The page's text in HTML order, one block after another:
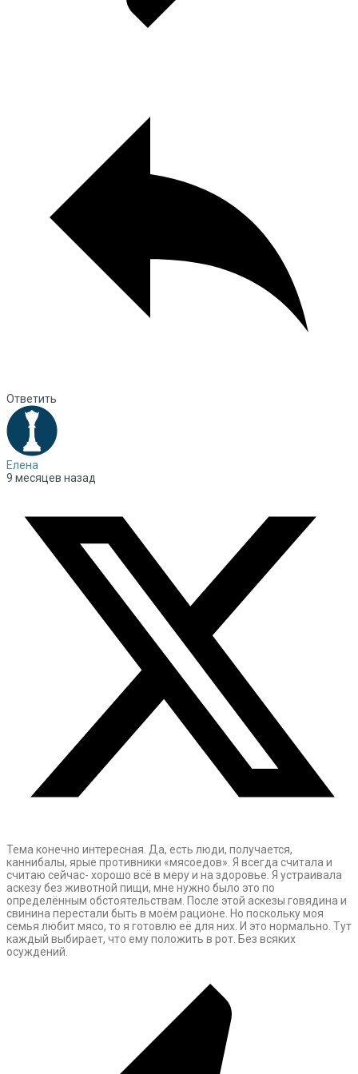
Ответить
Елена
9 месяцев назад
Тема конечно интересная. Да, есть люди, получается,
каннибалы, ярые противники «мясоедов». Я всегда считала и
считаю сейчас- хорошо всё в меру и на здоровье. Я устраивала
аскезу без животной пищи, мне нужно было это по
определённым обстоятельствам. После этой аскезы говядина и
свинина перестали быть в моём рационе. Но поскольку моя
семья любит мясо, то я готовлю её для них. И это нормально. Тут
каждый выбирает, что ему положить в рот. Без всяких
осуждений.